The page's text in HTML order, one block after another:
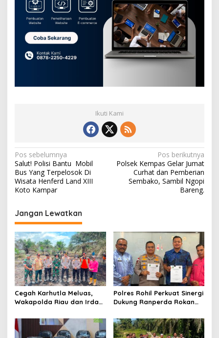
Ikuti Kami
N
a
v
g
a
s
i
p
o
s
Pos sebelumnya
Salut! Polisi Bantu Mobil
Bus Yang Terpelosok Di
Wisata Henferd Land XIII
Koto Kampar
Pos berikutnya
Polsek Kempas Gelar Jumat
Curhat dan Pemberian
Sembako, Sambil Ngopi
Bareng.
Jangan Lewatkan
Cegah Karhutla Meluas,
Wakapolda Riau dan Irdam
Padamkan Api di Pasir
Limau Kapas
Polres Rohil Perkuat Sinergi
Dukung Ranperda Rokan
Berkelanjutan